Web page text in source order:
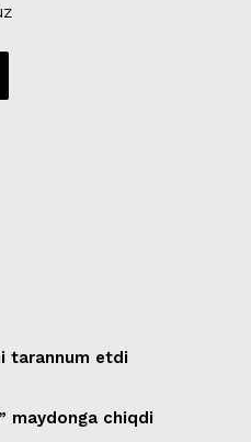
tarannum etdi
maydonga chiqdi